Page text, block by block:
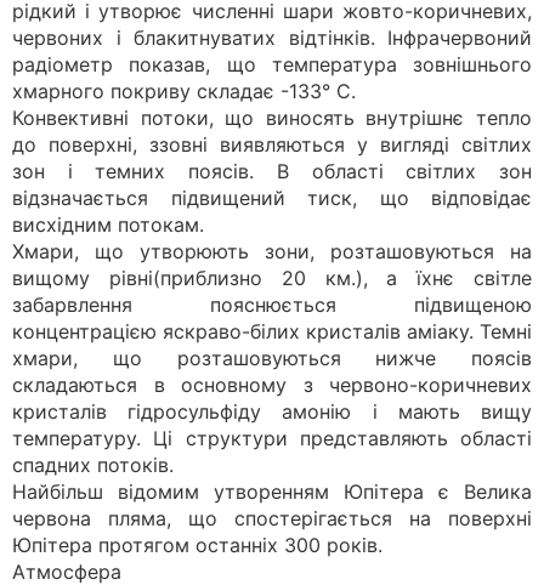
рідкий і утворює численні шари жовто-коричневих,
червоних і блакитнуватих відтінків. Інфрачервоний
радіометр показав, що температура зовнішнього
хмарного покриву складає -133° С.
Конвективні потоки, що виносять внутрішнє тепло
до поверхні, ззовні виявляються у вигляді світлих
зон і темних поясів. В області світлих зон
відзначається підвищений тиск, що відповідає
висхідним потокам.
Хмари, що утворюють зони, розташовуються на
вищому рівні(приблизно 20 км.), а їхнє світле
забарвлення пояснюється підвищеною
концентрацією яскраво-білих кристалів аміаку. Темні
хмари, що розташовуються нижче поясів
складаються в основному з червоно-коричневих
кристалів гідросульфіду амонію і мають вищу
температуру. Ці структури представляють області
спадних потоків.
Найбільш відомим утворенням Юпітера є Велика
червона пляма, що спостерігається на поверхні
Юпітера протягом останніх 300 років.
Атмосфера